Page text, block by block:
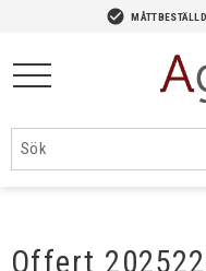
check_circle
Offert